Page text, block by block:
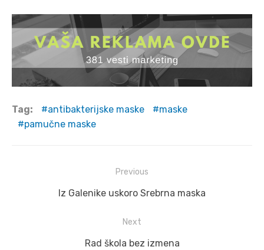
Tag: antibakterijske maske
maske
pamučne maske
navigation
Previous
Previous
Iz Galenike uskoro Srebrna maska
Next
Next
Rad škola bez izmena